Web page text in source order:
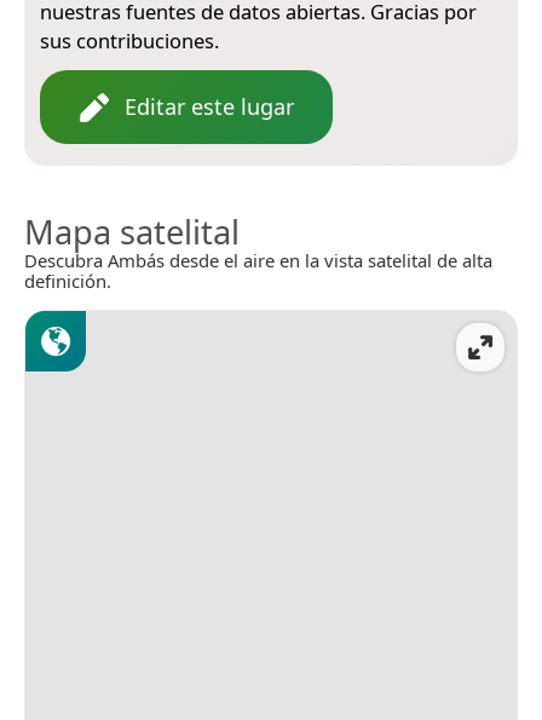
nuestras fuentes de datos abiertas. Gracias por
sus contribuciones.
Editar este lugar
Mapa satelital
Descubra Ambás desde el aire en la vista satelital de alta
definición.